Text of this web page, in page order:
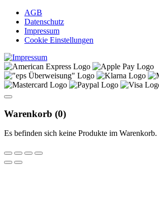
AGB
Datenschutz
Impressum
Cookie Einstellungen
Warenkorb (0)
Es befinden sich keine Produkte im Warenkorb.